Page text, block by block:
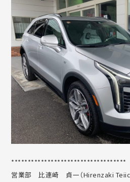
***********************************
営業部 比連崎 貞一（Hirenzaki